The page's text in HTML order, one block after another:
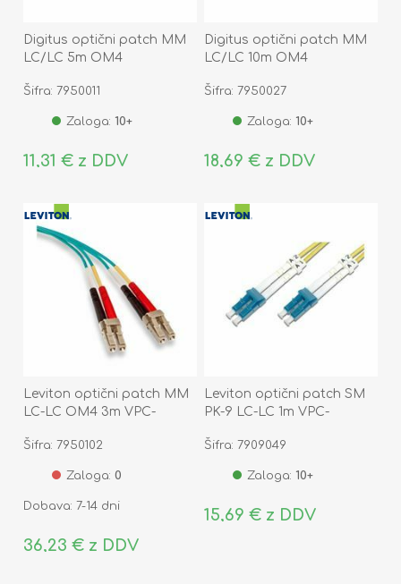
Digitus optični patch MM
LC/LC 5m OM4
Šifra: 7950011
Zaloga: 10+
11,31 € z DDV
Digitus optični patch MM
LC/LC 10m OM4
Šifra: 7950027
Zaloga: 10+
18,69 € z DDV
Leviton optični patch MM
LC-LC OM4 3m VPC-
Šifra: 7950102
Zaloga: 0
Dobava: 7-14 dni
36,23 € z DDV
Leviton optični patch SM
PK-9 LC-LC 1m VPC-
Šifra: 7909049
Zaloga: 10+
15,69 € z DDV